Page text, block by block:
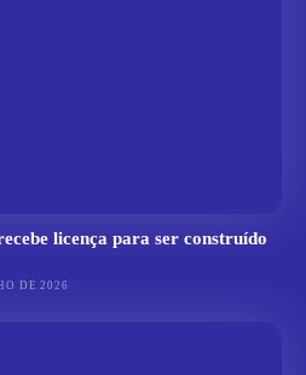
licença para ser construído
DE 2026